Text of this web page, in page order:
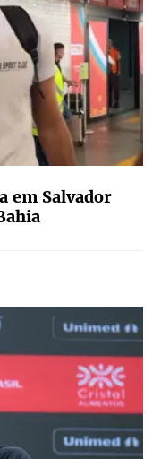
em Salvador